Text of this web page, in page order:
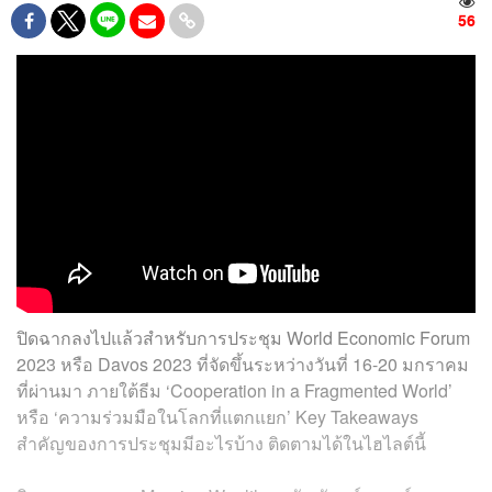
56
ปิดฉากลงไปแล้วสำหรับการประชุม World Economic Forum
2023 หรือ Davos 2023 ที่จัดขึ้นระหว่างวันที่ 16-20 มกราคม
ที่ผ่านมา ภายใต้ธีม ‘Cooperation in a Fragmented World’
หรือ ‘ความร่วมมือในโลกที่แตกแยก’ Key Takeaways
สำคัญของการประชุมมีอะไรบ้าง ติดตามได้ในไฮไลต์นี้